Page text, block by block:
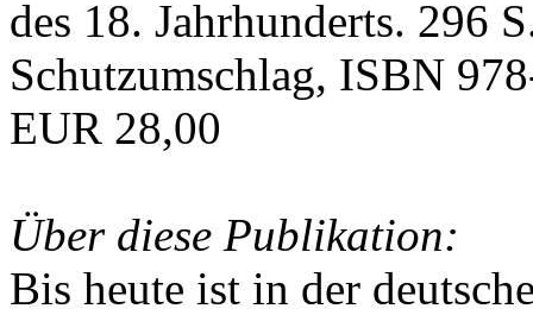
des 18. Jahrhunderts. 296
Schutzumschlag, ISBN
EUR 28,00
Über diese Publikation:
Bis heute ist in der